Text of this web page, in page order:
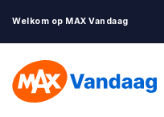
Welkom op MAX Vandaag